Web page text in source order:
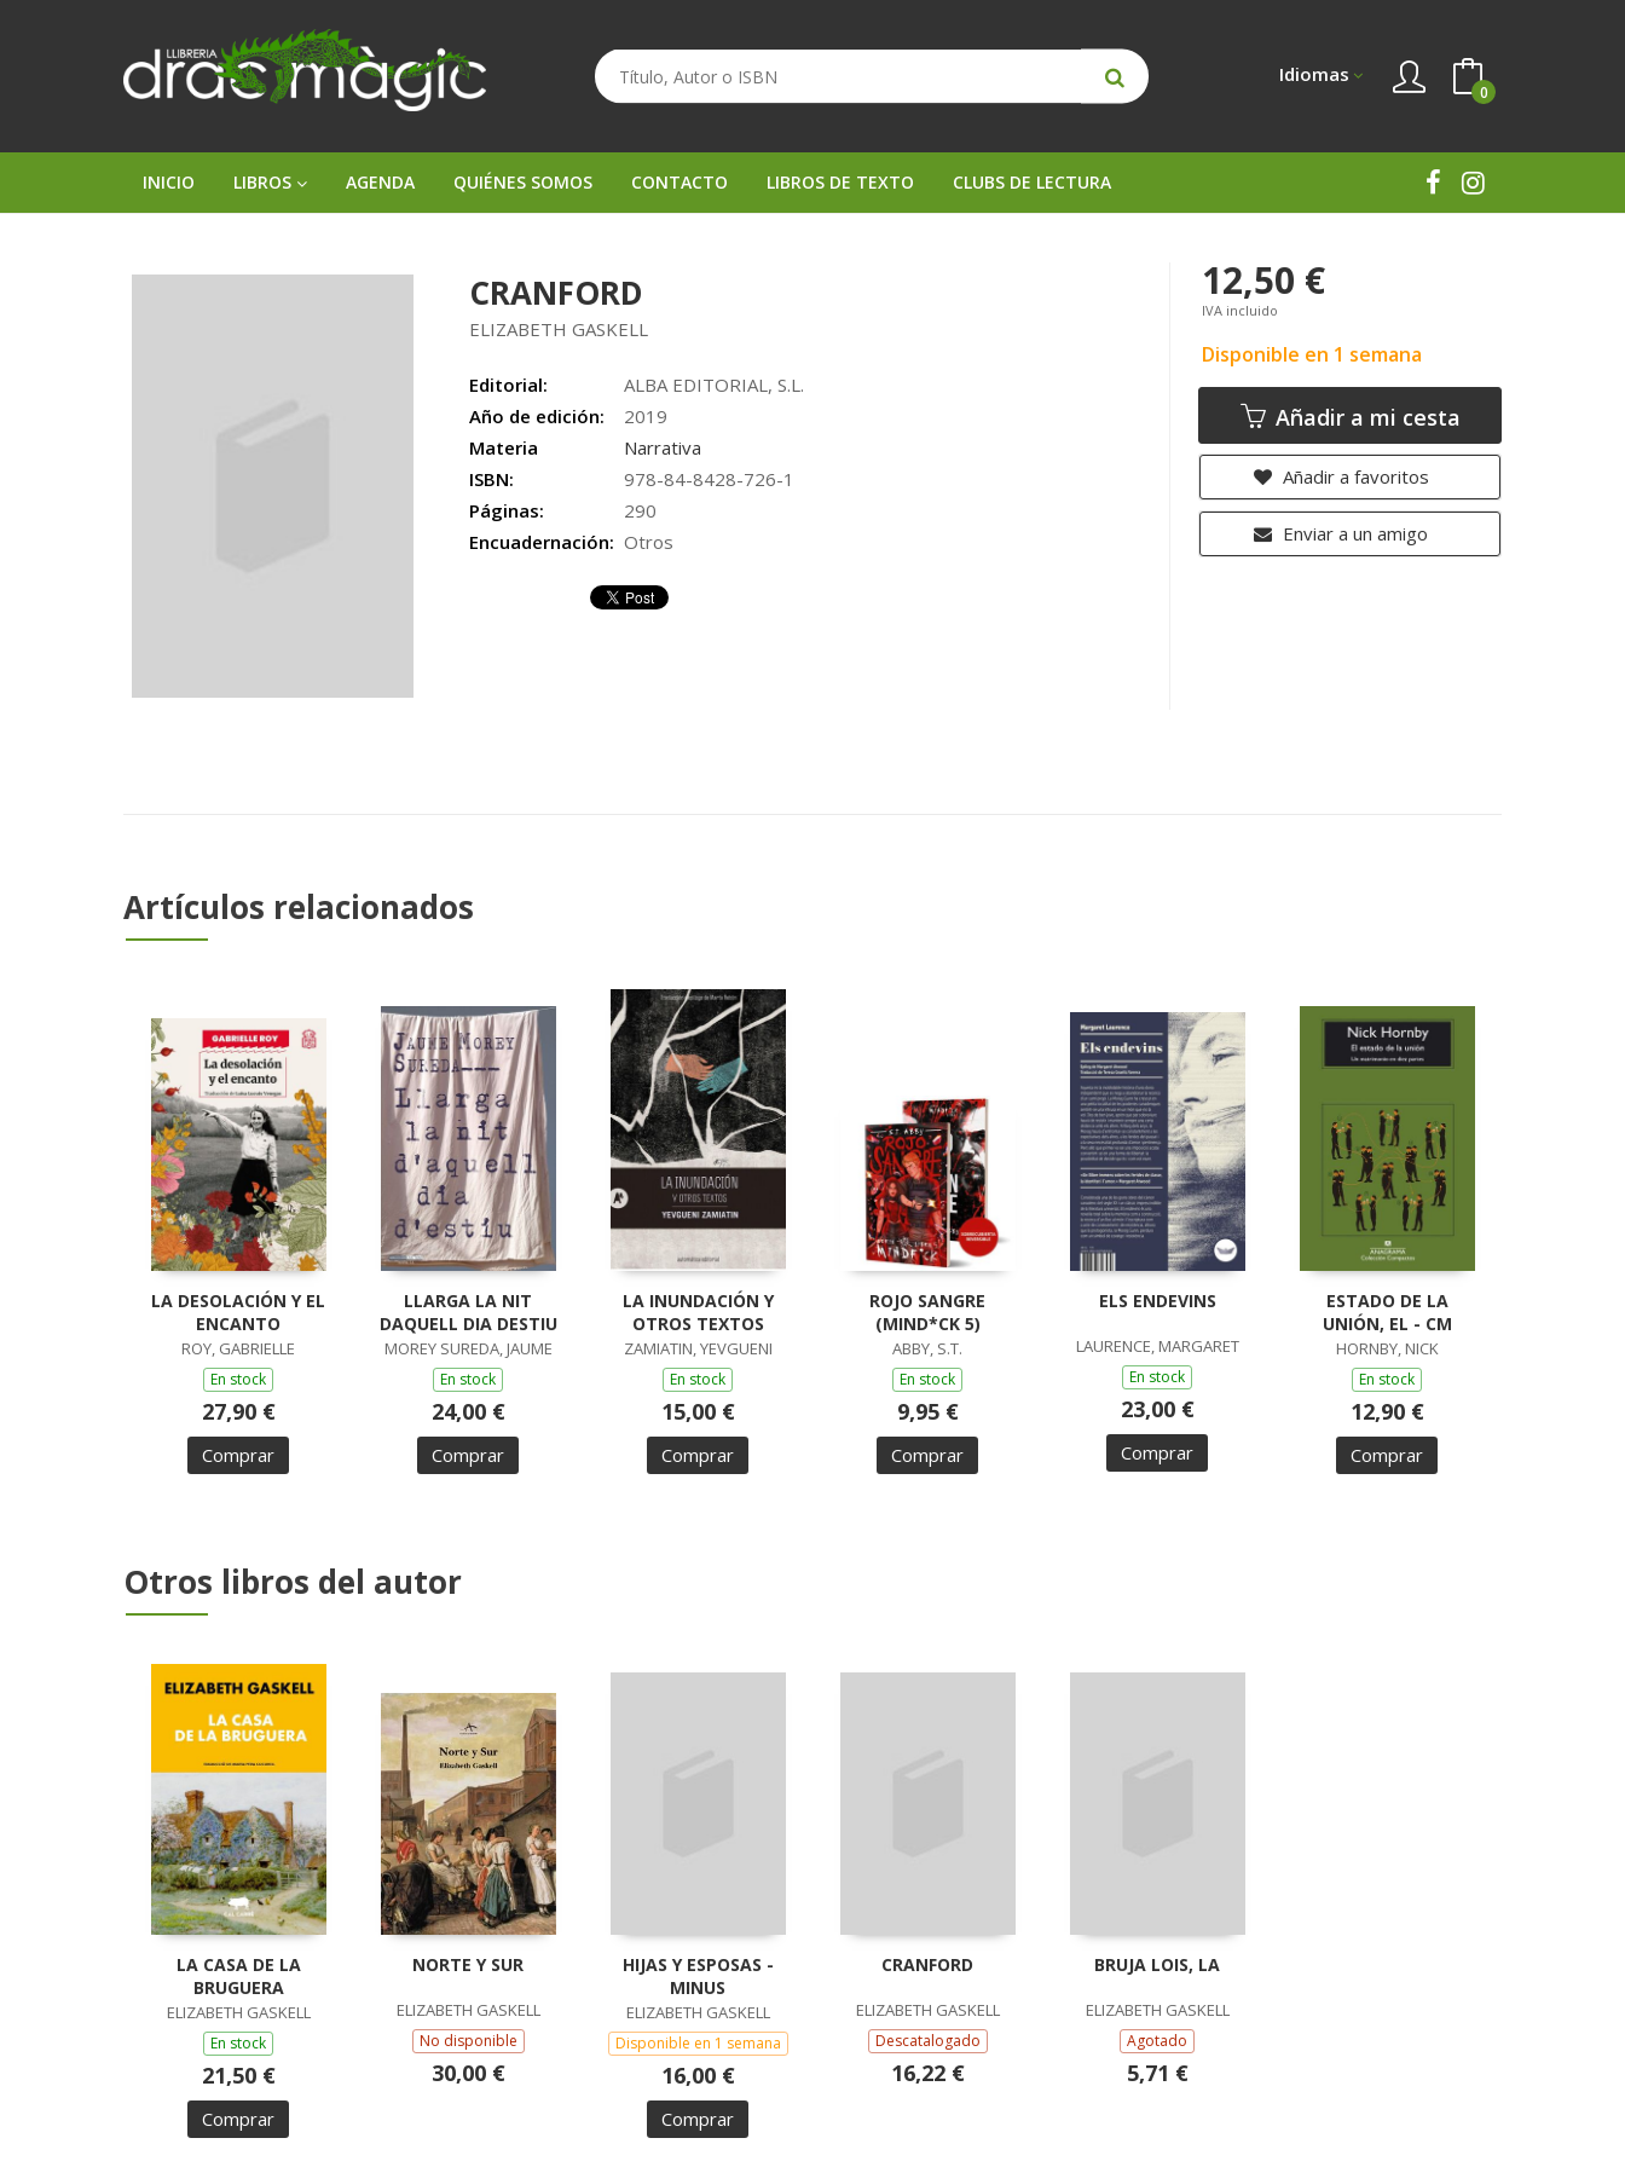
Idiomas
0
INICIO LIBROS AGENDA QUIÉNES SOMOS CONTACTO LIBROS DE TEXTO CLUBS DE LECTURA
CRANFORD
ELIZABETH GASKELL
Editorial:
ALBA EDITORIAL, S.L.
Año de edición:
2019
Materia
Narrativa
ISBN:
978-84-8428-726-1
Páginas:
290
Encuadernación: Otros
12,50 €
IVA incluido
Disponible en 1 semana
Añadir a mi cesta
Añadir a favoritos
Enviar a un amigo
Artículos relacionados
LA DESOLACIÓN Y EL
ENCANTO
ROY, GABRIELLE
En stock
27,90 €
Comprar
LLARGA LA NIT
DAQUELL DIA DESTIU
MOREY SUREDA, JAUME
En stock
24,00 €
Comprar
LA INUNDACIÓN Y
OTROS TEXTOS
ZAMIATIN, YEVGUENI
En stock
15,00 €
Comprar
ROJO SANGRE
(MIND*CK 5)
ABBY, S.T.
En stock
9,95 €
Comprar
ELS ENDEVINS
LAURENCE, MARGARET
En stock
23,00 €
Comprar
ESTADO DE LA
UNIÓN, EL - CM
HORNBY, NICK
En stock
12,90 €
Comprar
Otros libros del autor
LA CASA DE LA
BRUGUERA
ELIZABETH GASKELL
En stock
21,50 €
Comprar
NORTE Y SUR
ELIZABETH GASKELL
No disponible
30,00 €
HIJAS Y ESPOSAS -
MINUS
ELIZABETH GASKELL
Disponible en 1 semana
16,00 €
Comprar
CRANFORD
ELIZABETH GASKELL
Descatalogado
16,22 €
BRUJA LOIS, LA
ELIZABETH GASKELL
Agotado
5,71 €